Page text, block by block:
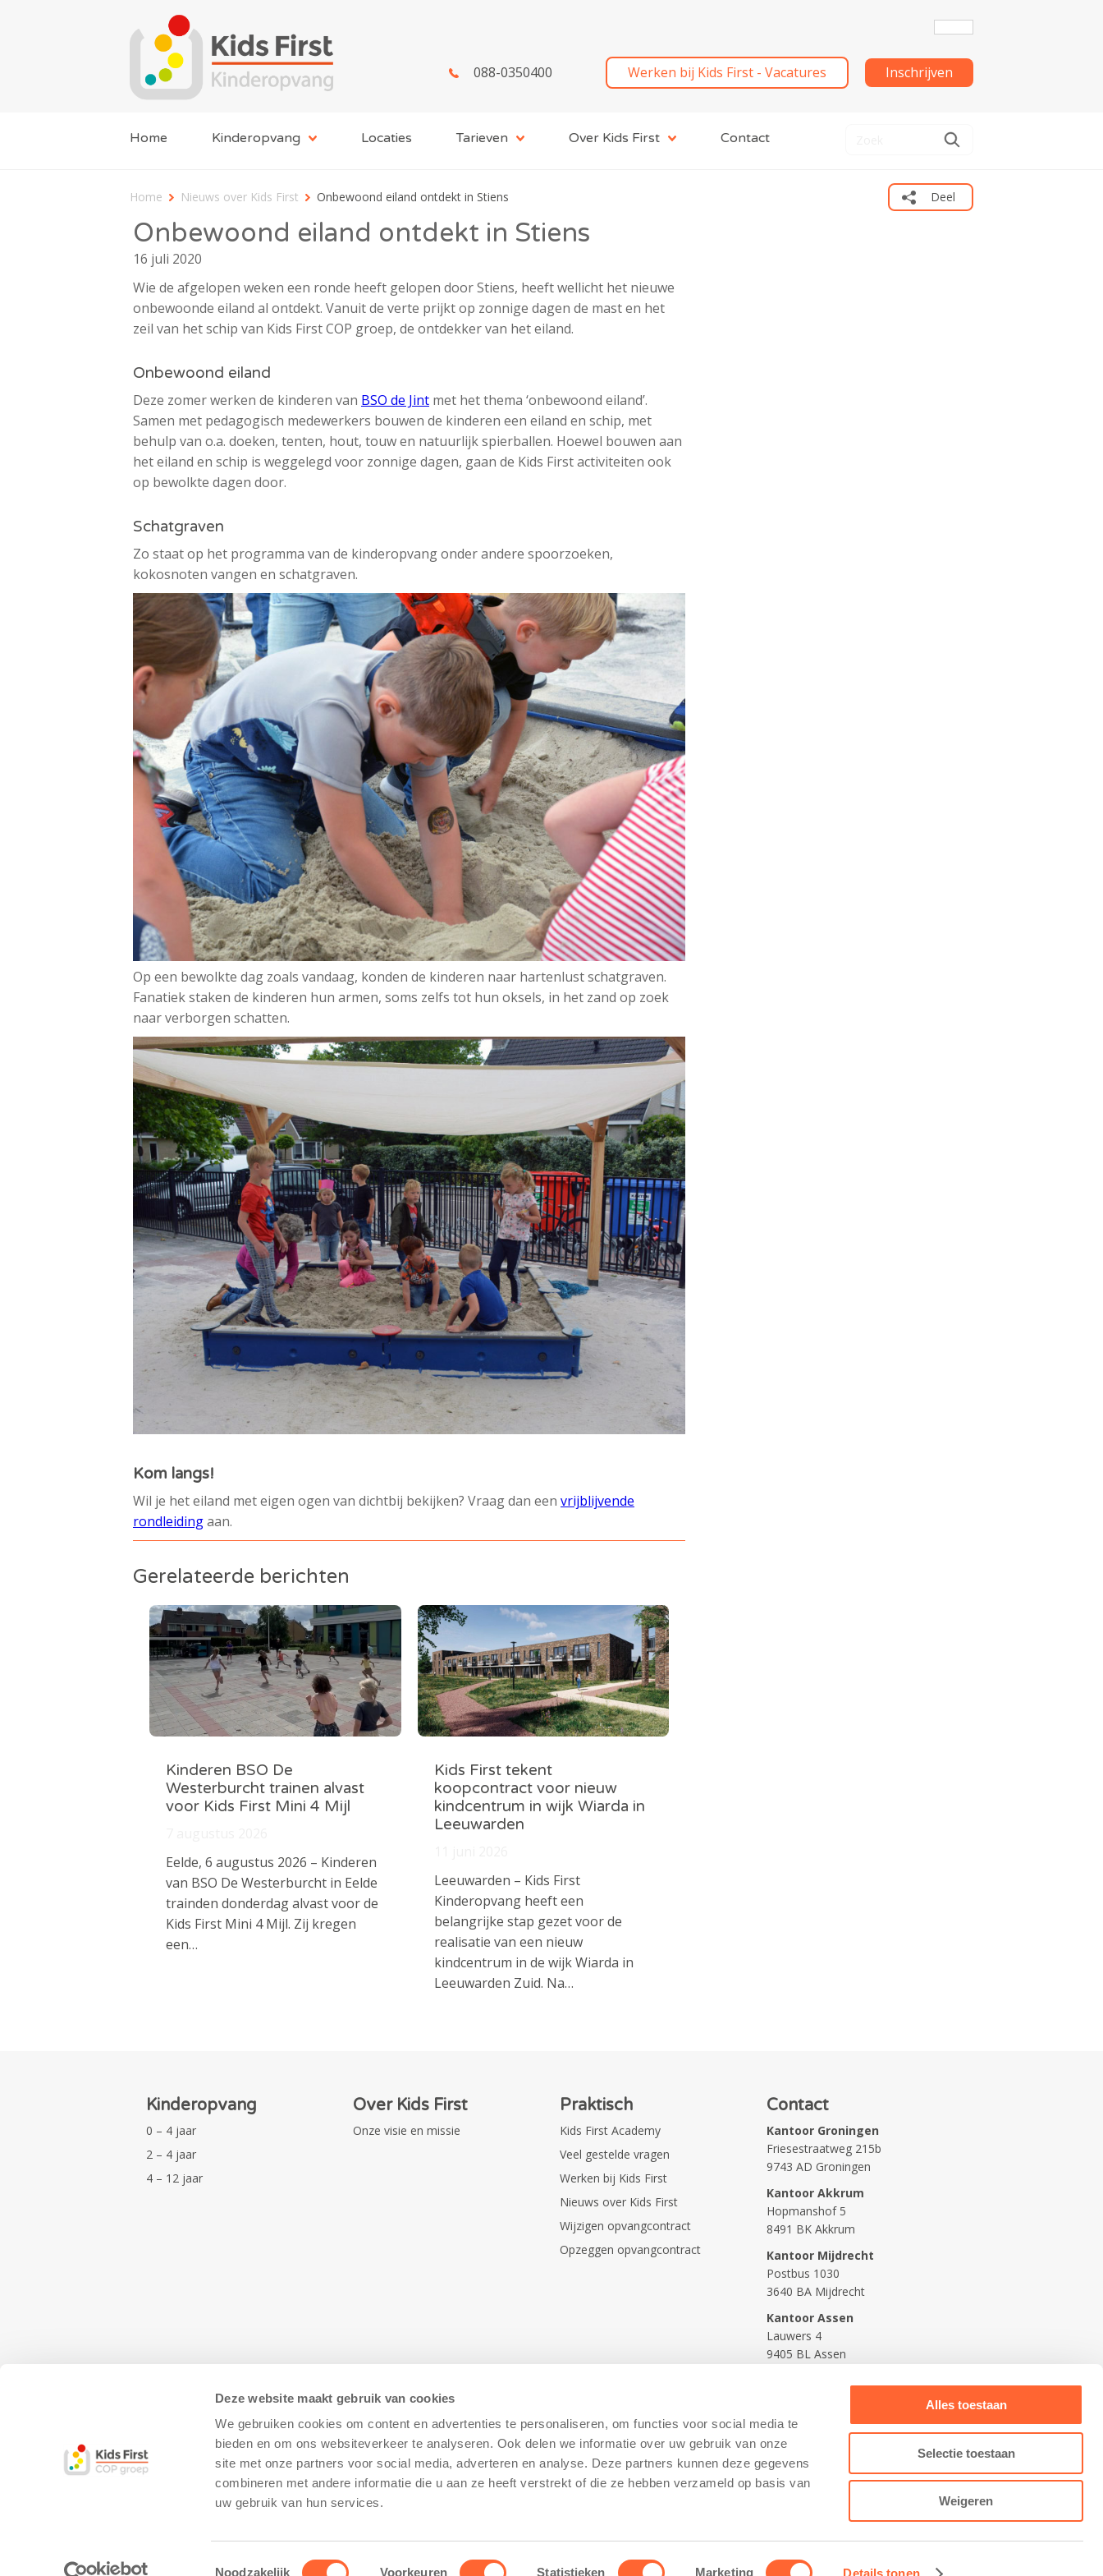
Deze website maakt gebruik van cookies
We gebruiken cookies om content en advertenties te personaliseren, om functies voor social media te
bieden en om ons websiteverkeer te analyseren. Ook delen we informatie over uw gebruik van onze
site met onze partners voor social media, adverteren en analyse. Deze partners kunnen deze gegevens
combineren met andere informatie die u aan ze heeft verstrekt of die ze hebben verzameld op basis van
uw gebruik van hun services.
Toestemmingsselectie
Noodzakelijk Voorkeuren Statistieken Marketing Details tonen
Alles toestaan
Selectie toestaan
Weigeren
088-0350400 Werken bij Kids First - Vacatures Inschrijven
Home Kinderopvang Locaties Tarieven Over Kids First Contact
Home Nieuws over Kids First Onbewoond eiland ontdekt in Stiens Deel
Onbewoond eiland ontdekt in Stiens
16 juli 2020
Wie de afgelopen weken een ronde heeft gelopen door Stiens, heeft wellicht het nieuwe
onbewoonde eiland al ontdekt. Vanuit de verte prijkt op zonnige dagen de mast en het
zeil van het schip van Kids First COP groep, de ontdekker van het eiland.
Onbewoond eiland
Deze zomer werken de kinderen van BSO de Jint met het thema ‘onbewoond eiland’.
Samen met pedagogisch medewerkers bouwen de kinderen een eiland en schip, met
behulp van o.a. doeken, tenten, hout, touw en natuurlijk spierballen. Hoewel bouwen aan
het eiland en schip is weggelegd voor zonnige dagen, gaan de Kids First activiteiten ook
op bewolkte dagen door.
Schatgraven
Zo staat op het programma van de kinderopvang onder andere spoorzoeken,
kokosnoten vangen en schatgraven.
Op een bewolkte dag zoals vandaag, konden de kinderen naar hartenlust schatgraven.
Fanatiek staken de kinderen hun armen, soms zelfs tot hun oksels, in het zand op zoek
naar verborgen schatten.
Kom langs!
Wil je het eiland met eigen ogen van dichtbij bekijken? Vraag dan een vrijblijvende
rondleidingaan.
Gerelateerde berichten
Kinderen BSO De
Westerburcht trainen alvast
voor Kids First Mini 4 Mijl
Eelde, 6 augustus 2026 – Kinderen
van BSO De Westerburcht in Eelde
trainden donderdag alvast voor de
Kids First Mini 4 Mijl. Zij kregen
een…
Kids First tekent
koopcontract voor nieuw
kindcentrum in wijk Wiarda in
Leeuwarden
Leeuwarden – Kids First
Kinderopvang heeft een
belangrijke stap gezet voor de
realisatie van een nieuw
kindcentrum in de wijk Wiarda in
Leeuwarden Zuid. Na…
Kinderopvang
0 – 4 jaar
2 – 4 jaar
4 – 12 jaar
Over Kids First
Onze visie en missie
Praktisch
Kids First Academy
Veel gestelde vragen
Werken bij Kids First
Nieuws over Kids First
Wijzigen opvangcontract
Opzeggen opvangcontract
Contact
Kantoor Groningen
Friesestraatweg 215b
9743 AD Groningen
Kantoor Akkrum
Hopmanshof 5
8491 BK Akkrum
Kantoor Mijdrecht
Postbus 1030
3640 BA Mijdrecht
Kantoor Assen
Lauwers 4
9405 BL Assen
© Copyright - Kidsfirst Privacy Policy –Disclaimer– Cookiebeleid